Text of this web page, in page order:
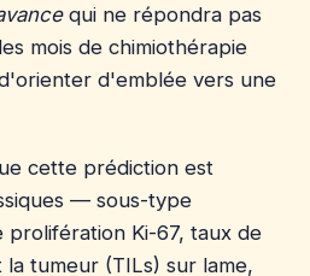
qui ne répondra pas
mois de chimiothérapie
d'emblée vers une
cette prédiction est
— sous-type
prolifération Ki-67, taux de
tumeur (TILs) sur lame,